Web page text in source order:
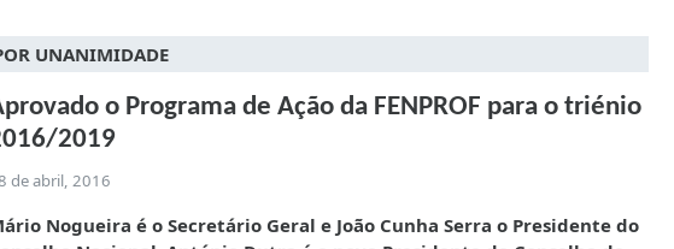
UNANIMIDADE
o Programa de Ação da FENPROF para o triénio
2019
de abril, 2016
Nogueira é o Secretário Geral e João Cunha Serra o Presidente do